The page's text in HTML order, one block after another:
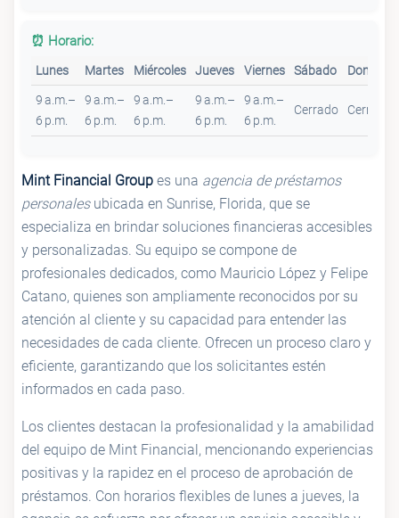
⏰ Horario:
Lunes Martes Miércoles Jueves Viernes Sábado Domingo
9 a.m.–
6 p.m.
9 a.m.–
6 p.m.
9 a.m.–
6 p.m.
9 a.m.–
6 p.m.
9 a.m.–
6 p.m.
Cerrado Cerrado
Mint Financial Group es una agencia de préstamos
personalesubicada en Sunrise, Florida, que se
especializa en brindar soluciones financieras accesibles
y personalizadas. Su equipo se compone de
profesionales dedicados, como Mauricio López y Felipe
Catano, quienes son ampliamente reconocidos por su
atención al cliente y su capacidad para entender las
necesidades de cada cliente. Ofrecen un proceso claro y
eficiente, garantizando que los solicitantes estén
informados en cada paso.
Los clientes destacan la profesionalidad y la amabilidad
del equipo de Mint Financial, mencionando experiencias
positivas y la rapidez en el proceso de aprobación de
préstamos. Con horarios flexibles de lunes a jueves, la